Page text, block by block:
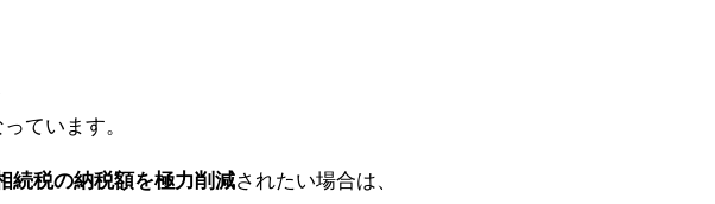
ています。
続税の納税額を極力削減されたい場合は、